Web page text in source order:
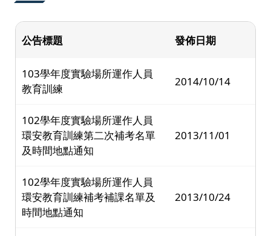
公告標題 發佈日期
103學年度實驗場所運作人員
教育訓練
2014/10/14
102學年度實驗場所運作人員
環安教育訓練第二次補考名單
及時間地點通知
2013/11/01
102學年度實驗場所運作人員
環安教育訓練補考補課名單及
時間地點通知
2013/10/24